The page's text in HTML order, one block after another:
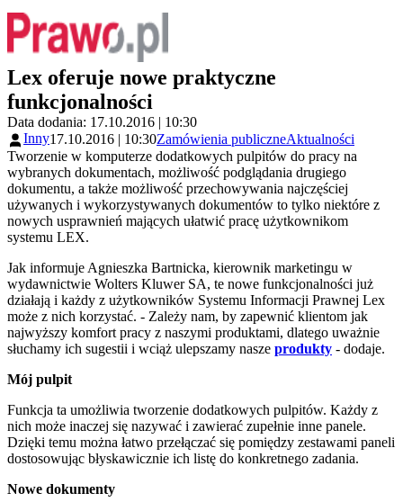
Lex oferuje nowe praktyczne
funkcjonalności
Data dodania: 17.10.2016 | 10:30
Inny17.10.2016 | 10:30Zamówienia publiczneAktualności
Tworzenie w komputerze dodatkowych pulpitów do pracy na
wybranych dokumentach, możliwość podglądania drugiego
dokumentu, a także możliwość przechowywania najczęściej
używanych i wykorzystywanych dokumentów to tylko niektóre z
nowych usprawnień mających ułatwić pracę użytkownikom
systemu LEX.
Jak informuje Agnieszka Bartnicka, kierownik marketingu w
wydawnictwie Wolters Kluwer SA, te nowe funkcjonalności już
działają i każdy z użytkowników Systemu Informacji Prawnej Lex
może z nich korzystać. - Zależy nam, by zapewnić klientom jak
najwyższy komfort pracy z naszymi produktami, dlatego uważnie
słuchamy ich sugestii i wciąż ulepszamy nasze produkty - dodaje.
Mój pulpit
Funkcja ta umożliwia tworzenie dodatkowych pulpitów. Każdy z
nich może inaczej się nazywać i zawierać zupełnie inne panele.
Dzięki temu można łatwo przełączać się pomiędzy zestawami paneli
dostosowując błyskawicznie ich listę do konkretnego zadania.
Nowe dokumenty